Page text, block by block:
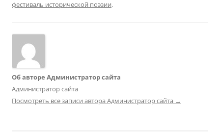
фестиваль исторической поэзии.
Об авторе Администратор сайта
Администратор сайта
Посмотреть все записи автора Администратор сайта →